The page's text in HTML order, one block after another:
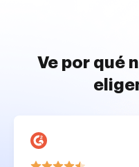
Ve por qué